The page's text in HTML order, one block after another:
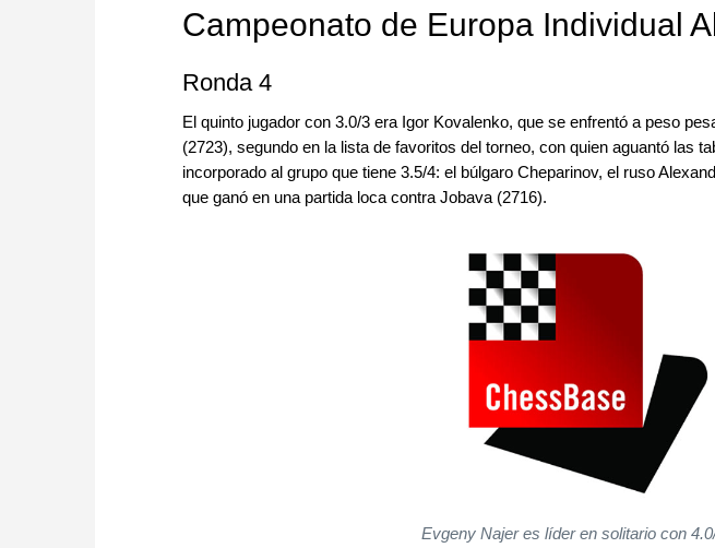
Campeonato de Europa Individual
Ronda 4
El quinto jugador con 3.0/3 era Igor Kovalenko, que se enfrentó a peso
(2723), segundo en la lista de favoritos del torneo, con quien aguantó las
incorporado al grupo que tiene 3.5/4: el búlgaro Cheparinov, el ruso
que ganó en una partida loca contra Jobava (2716).
Evgeny Najer es líder en solitario con